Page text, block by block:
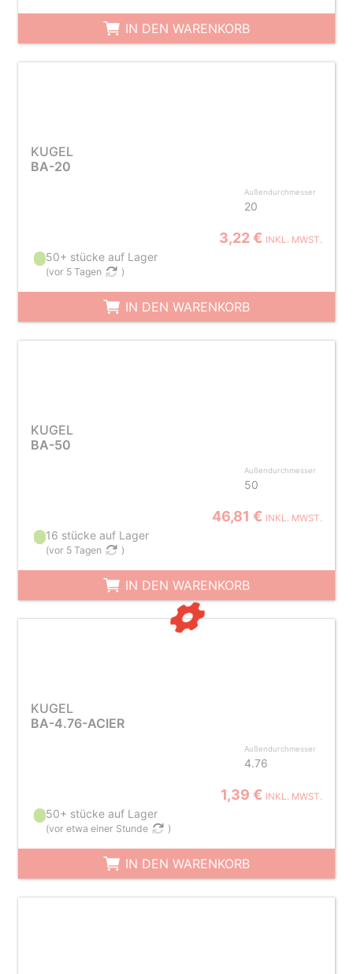
IN DEN WARENKORB
KUGEL
BA-20
Außendurchmesser
20
3,22 € INKL. MWST.
50+ stücke auf Lager
(vor 5 Tagen )
IN DEN WARENKORB
KUGEL
BA-50
Außendurchmesser
50
46,81 € INKL. MWST.
16 stücke auf Lager
(vor 5 Tagen )
IN DEN WARENKORB
KUGEL
BA-4.76-ACIER
Außendurchmesser
4.76
1,39 € INKL. MWST.
50+ stücke auf Lager
(vor etwa einer Stunde )
IN DEN WARENKORB